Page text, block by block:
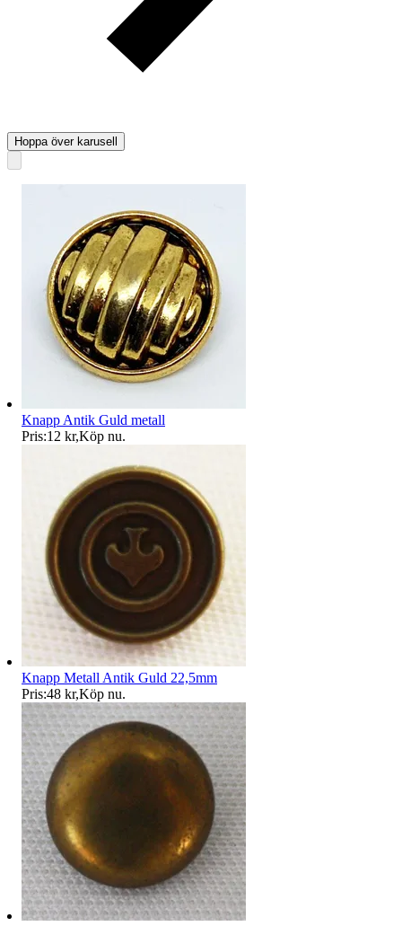
Hoppa över karusell
Knapp Antik Guld metall
Pris:12 kr,Köp nu.
Knapp Metall Antik Guld 22,5mm
Pris:48 kr,Köp nu.